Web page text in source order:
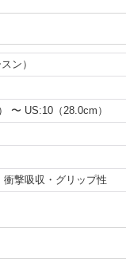
ン）
〜 US:10（28.0cm）
撃吸収・グリップ性